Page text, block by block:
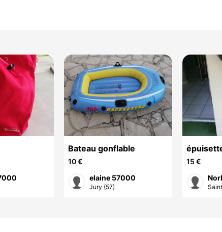
Bateau gonflable
10 €
elaine 57000
Jury (57)
15 €